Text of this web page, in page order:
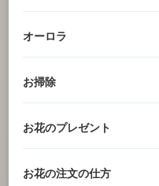
オーロラ
お掃除
お花のプレゼント
お花の注文の仕方